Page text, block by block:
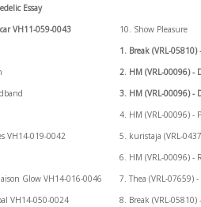
Essay
VH11-059-0043
VH14-019-0042
Glow VH14-016-0046
VH14-050-0024
10. Show Pleasure
1. Break (VRL-
2. HM (VRL-00096) -
3. HM (VRL-00096) -
4. HM (VRL-00096) -
5. kuristaja (VRL-
6. HM (VRL-00096) -
7. Thea (VRL-07659) -
8. Break (VRL-